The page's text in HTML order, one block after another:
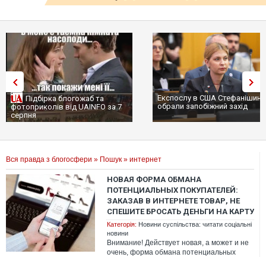
Підбірка блогожаб та
фотоприколів від UAINFO за 7
серпня
Експослу в США
обрали запобіжний захід
Вся правда з блогосфери » Пошук » интернет
НОВАЯ ФОРМА ОБМАНА
ПОТЕНЦИАЛЬНЫХ ПОКУПАТЕЛЕЙ:
ЗАКАЗАВ В ИНТЕРНЕТЕ ТОВАР, НЕ
СПЕШИТЕ БРОСАТЬ ДЕНЬГИ НА КАРТУ
Категорія: Новини суспільства: читати соціальні
новини
Внимание! Действует новая, а может и не
очень, форма обмана потенциальных